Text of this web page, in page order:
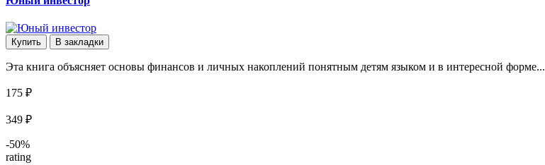
Купить В закладки
Эта книга объясняет основы финансов и личных накоплений понятным детям языком и в интересной форме...
175 ₽
349 ₽
-50%
rating